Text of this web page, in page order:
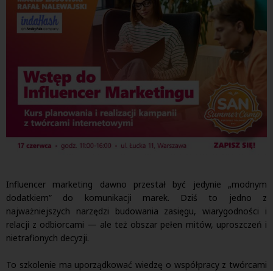
Influencer marketing dawno przestał być jedynie „modnym
dodatkiem” do komunikacji marek. Dziś to jedno z
najważniejszych narzędzi budowania zasięgu, wiarygodności i
relacji z odbiorcami — ale też obszar pełen mitów, uproszczeń i
nietrafionych decyzji.
To szkolenie ma uporządkować wiedzę o współpracy z twórcami